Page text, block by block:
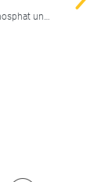
Nahrungsergänzungsmittel mit Uridinmonophosphat und B-Vitaminen zur Unterstützung der Nervenregeneration.